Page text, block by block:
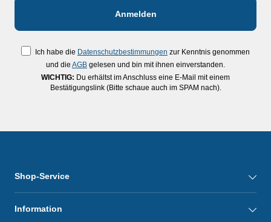
Ich habe die Datenschutzbestimmungen zur Kenntnis genommen
und die AGB gelesen und bin mit ihnen einverstanden.
WICHTIG: Du erhältst im Anschluss eine E-Mail mit einem
Bestätigungslink (Bitte schaue auch im SPAM nach).
Shop-Service
Information